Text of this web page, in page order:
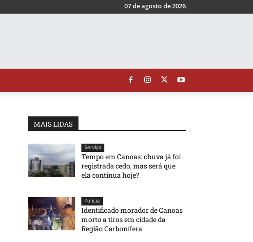
07 de agosto de 2026
MAIS LIDAS
Serviço
Tempo em Canoas: chuva já foi
registrada cedo, mas será que
ela continua hoje?
Polícia
Identificado morador de Canoas
morto a tiros em cidade da
Região Carbonífera